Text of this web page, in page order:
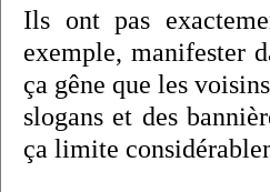
Ils ont pas
exemple, manifester
ça gêne que les
slogans et des
ça limite